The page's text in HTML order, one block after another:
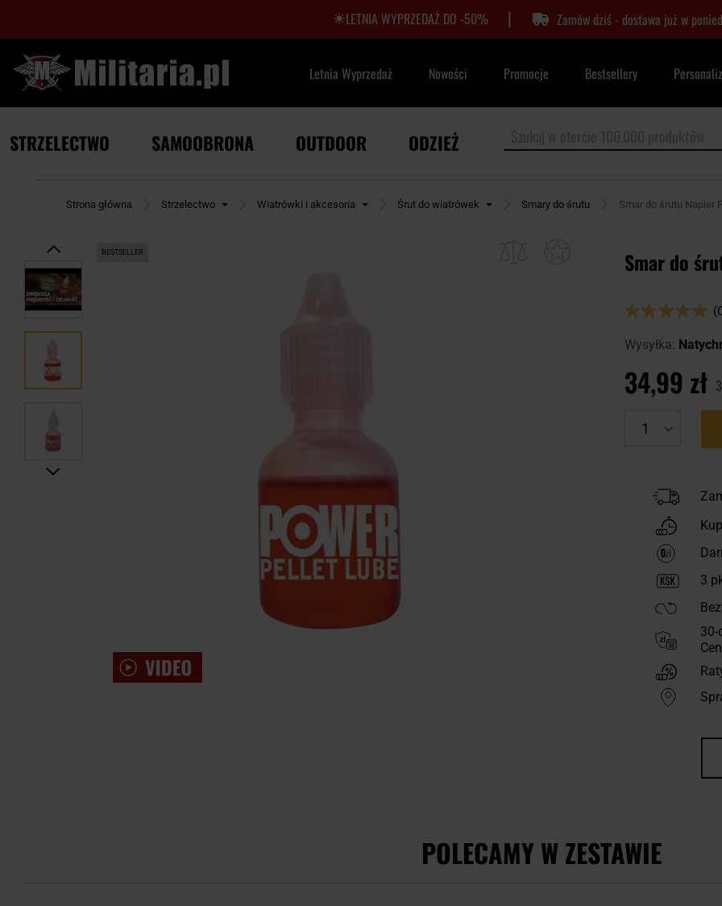
LETNIA WYPRZEDAŻ DO -50% | Zamów dziś - dostawa już w
Letnia Wyprzedaż Nowości Promocje Bestsellery
STRZELECTWO SAMOOBRONA OUTDOOR ODZIEŻ
Strona główna Strzelectwo Wiatrówki i akcesoria Śrut do wiatrówek Smary do śrutu Smar do śrutu Napier
BESTSELLER Smar do
Ocena:
Wysyłka:
34,99 zł
3
30-
POLECAMY W ZESTAWIE